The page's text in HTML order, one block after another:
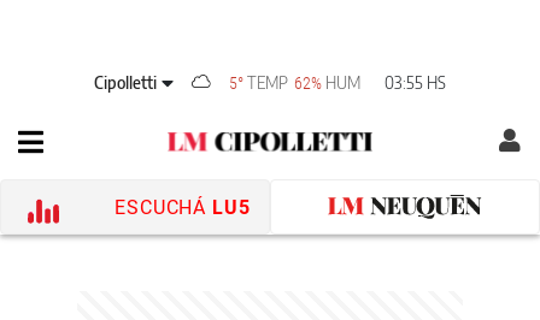
Cipolletti 5°TEMP 62% HUM 03:55 HS
ESCUCHÁ LU5